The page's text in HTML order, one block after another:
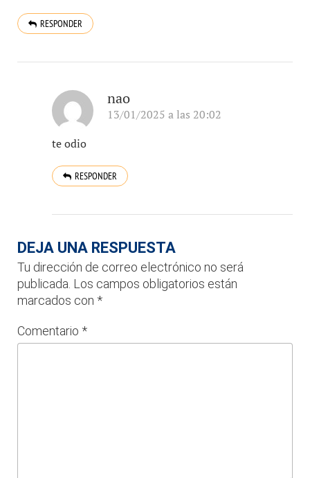
RESPONDER
nao
13/01/2025 a las 20:02
te odio
RESPONDER
DEJA UNA RESPUESTA
Tu dirección de correo electrónico no será
publicada. Los campos obligatorios están
marcados con *
Comentario *